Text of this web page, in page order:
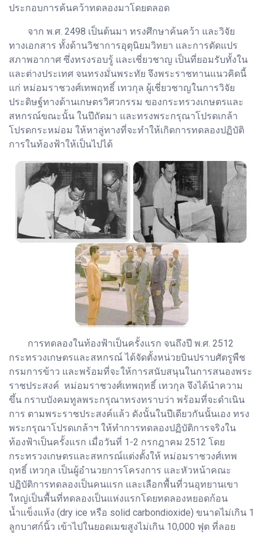
ประกอบการค้นคว้าทดลองมาโดยตลอด
จาก พ.ศ. 2498 เป็นต้นมา ทรงศึกษาค้นคว้า และวิจัย
ทางเอกสาร ทั้งด้านวิชาการอุตุนิยมวิทยา และการดัดแปร
สภาพอากาศ ซึ่งทรงรอบรู้ และเชี่ยวชาญ เป็นที่ยอมรับทั้งใน
และต่างประเทศ จนทรงมั่นพระทัย จึงพระราชทานแนวคิดนี้
แก่ หม่อมราชวงศ์เทพฤทธิ์ เทวกุล ผู้เชี่ยวชาญในการวิจัย
ประดิษฐ์ทางด้านเกษตรวิศวกรรม ของกระทรวงเกษตรและ
สหกรณ์ขณะนั้น ในปีถัดมา และทรงพระกรุณาโปรดเกล้า
โปรดกระหม่อม ให้หาลู่ทางที่จะทำให้เกิดการทดลองปฏิบัติ
การในท้องฟ้าให้เป็นไปได้
การทดลองในท้องฟ้าเป็นครั้งแรก จนถึงปี พ.ศ. 2512
กระทรวงเกษตรและสหกรณ์ ได้จัดตั้งหน่วยบินปราบศัตรูพืช
กรมการข้าว และพร้อมที่จะให้การสนับสนุนในการสนองพระ
ราชประสงค์ หม่อมราชวงศ์เทพฤทธิ์ เทวกุล จึงได้นำความ
ขึ้น กราบบังคมทูลพระกรุณาทรงทราบว่า พร้อมที่จะดำเนิน
การ ตามพระราชประสงค์แล้ว ดังนั้นในปีเดียวกันนั้นเอง ทรง
พระกรุณาโปรดเกล้าฯ ให้ทำการทดลองปฏิบัติการจริงใน
ท้องฟ้าเป็นครั้งแรก เมื่อวันที่ 1-2 กรกฎาคม 2512 โดย
กระทรวงเกษตรและสหกรณ์แต่งตั้งให้ หม่อมราชวงศ์เทพ
ฤทธิ์ เทวกุล เป็นผู้อำนวยการโครงการ และหัวหน้าคณะ
ปฏิบัติการทดลองเป็นคนแรก และเลือกพื้นที่วนอุทยานเขา
ใหญ่เป็นพื้นที่ทดลองเป็นแห่งแรกโดยทดลองหยอดก้อน
น้ำแข็งแห้ง (dry ice หรือ solid carbondioxide) ขนาดไม่เกิน 1
ลูกบาศก์นิ้ว เข้าไปในยอดเมฆสูงไม่เกิน 10,000 ฟุต ที่ลอย